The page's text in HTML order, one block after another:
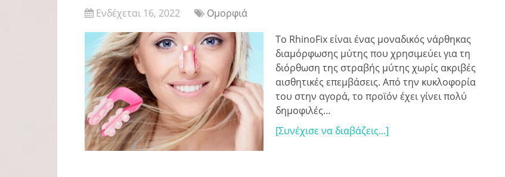
Ενδέχεται 16, 2022
Ομορφιά
Το RhinoFix είναι ένας μοναδικός νάρθηκας
διαμόρφωσης μύτης που χρησιμεύει για τη
διόρθωση της στραβής μύτης χωρίς ακριβές
αισθητικές επεμβάσεις. Από την κυκλοφορία
του στην αγορά, το προϊόν έχει γίνει πολύ
δημοφιλές…
[Συνέχισε να διαβάζεις...]